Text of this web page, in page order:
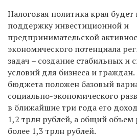
Налоговая политика края будет
поддержку инвестиционной и
предпринимательской
экономического потенциала
задач – создание стабильных и
условий для бизнеса и граждан.
бюджета положен базовый
социально-экономического
в ближайшие три года его
1,2 трлн рублей, а общий объем
более 1,3 трлн рублей.